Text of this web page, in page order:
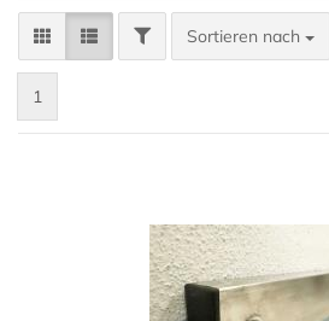
Sortieren nach
1